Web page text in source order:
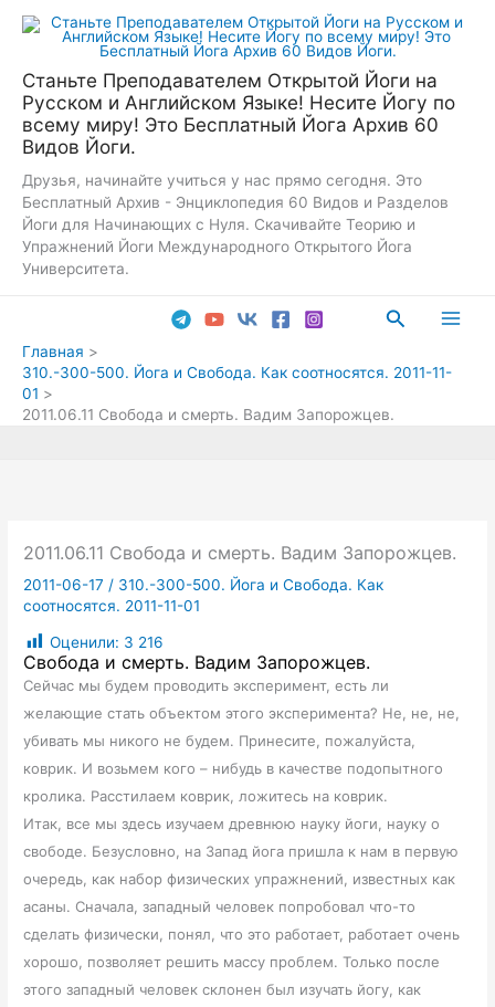
Перейти
Станьте Преподавателем Открытой Йоги на
Русском и Английском Языке! Несите Йогу по
всему миру! Это Бесплатный Йога Архив 60
Видов Йоги.
Друзья, начинайте учиться у нас прямо сегодня. Это
Бесплатный Архив - Энциклопедия 60 Видов и Разделов
Йоги для Начинающих с Нуля. Скачивайте Теорию и
Упражнений Йоги Международного Открытого Йога
Университета.
Поиск
Главная
310.-300-500. Йога и Свобода. Как соотносятся. 2011-11-
01
2011.06.11 Свобода и смерть. Вадим Запорожцев.
2011.06.11 Свобода и смерть. Вадим Запорожцев.
2011-06-17 / 310.-300-500. Йога и Свобода. Как
соотносятся. 2011-11-01
Оценили: 3 216
Свобода и смерть. Вадим Запорожцев.
Сейчас мы будем проводить эксперимент, есть ли
желающие стать объектом этого эксперимента? Не, не, не,
убивать мы никого не будем. Принесите, пожалуйста,
коврик. И возьмем кого – нибудь в качестве подопытного
кролика. Расстилаем коврик, ложитесь на коврик.
Итак, все мы здесь изучаем древнюю науку йоги, науку о
свободе. Безусловно, на Запад йога пришла к нам в первую
очередь, как набор физических упражнений, известных как
асаны. Сначала, западный человек попробовал что-то
сделать физически, понял, что это работает, работает очень
хорошо, позволяет решить массу проблем. Только после
этого западный человек склонен был изучать йогу, как